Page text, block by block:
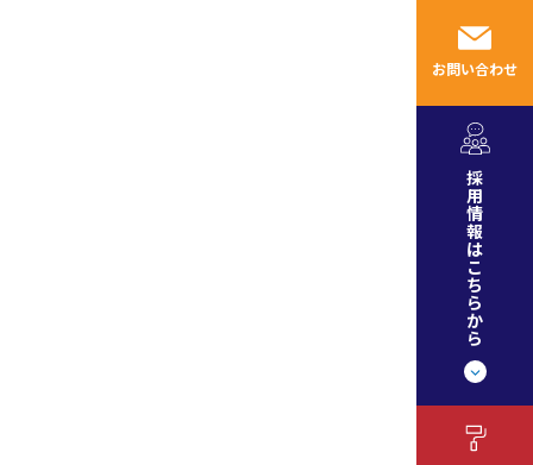
お問い合わせ
採
用
情
報
は
こ
ち
ら
か
ら